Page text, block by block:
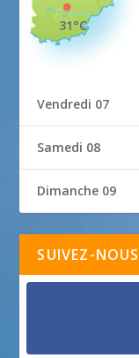
31°C
Vendredi 07
Samedi 08
Dimanche 09
SUIVEZ-NOUS